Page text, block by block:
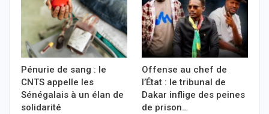
Pénurie de sang : le
CNTS appelle les
Sénégalais à un élan de
solidarité
Offense au chef de
l’État : le tribunal de
Dakar inflige des peines
de prison…